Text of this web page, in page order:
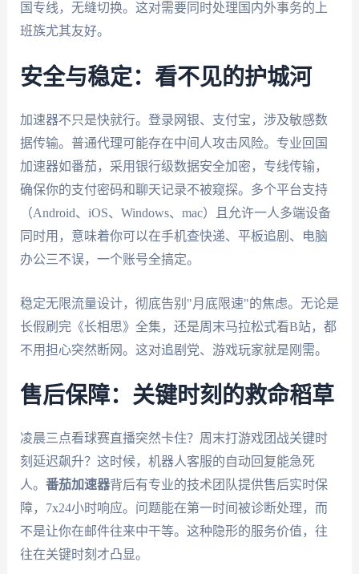
国专线，无缝切换。这对需要同时处理国内外事务的上
班族尤其友好。
安全与稳定：看不见的护城河
加速器不只是快就行。登录网银、支付宝，涉及敏感数
据传输。普通代理可能存在中间人攻击风险。专业回国
加速器如番茄，采用银行级数据安全加密，专线传输，
确保你的支付密码和聊天记录不被窥探。多个平台支持
（Android、iOS、Windows、mac）且允许一人多端设备
同时用，意味着你可以在手机查快递、平板追剧、电脑
办公三不误，一个账号全搞定。
稳定无限流量设计，彻底告别"月底限速"的焦虑。无论是
长假刷完《长相思》全集，还是周末马拉松式看B站，都
不用担心突然断网。这对追剧党、游戏玩家就是刚需。
售后保障：关键时刻的救命稻草
凌晨三点看球赛直播突然卡住？周末打游戏团战关键时
刻延迟飙升？这时候，机器人客服的自动回复能急死
人。 番茄加速器背后有专业的技术团队提供售后实时保
障，7x24小时响应。问题能在第一时间被诊断处理，而
不是让你在邮件往来中干等。这种隐形的服务价值，往
往在关键时刻才凸显。